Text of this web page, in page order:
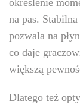
określenie
na pas.
pozwala na
co daje
większą
Dlatego też